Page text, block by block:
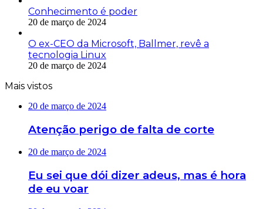
Conhecimento é poder
20 de março de 2024
O ex-CEO da Microsoft, Ballmer, revê a
tecnologia Linux
20 de março de 2024
Mais vistos
20 de março de 2024
Atenção perigo de falta de corte
20 de março de 2024
Eu sei que dói dizer adeus, mas é hora
de eu voar